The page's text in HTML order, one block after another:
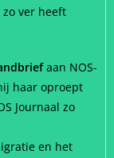
ver heeft
aan NOS-
haar oproept
Journaal zo
en het